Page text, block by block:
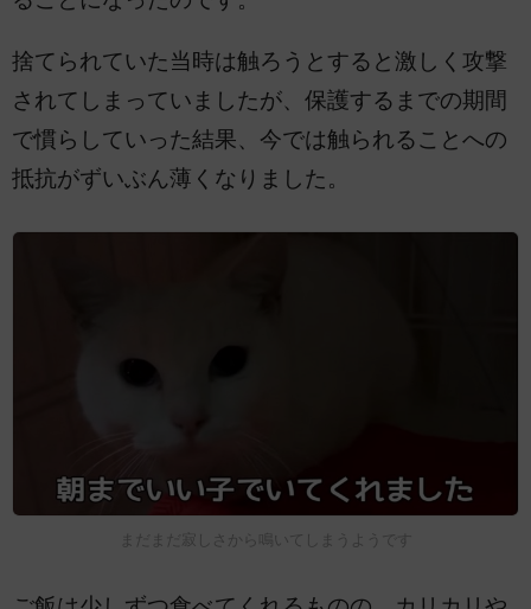
捨てられていた当時は触ろうとすると激しく攻撃
されてしまっていましたが、保護するまでの期間
で慣らしていった結果、今では触られることへの
抵抗がずいぶん薄くなりました。
まだまだ寂しさから鳴いてしまうようです